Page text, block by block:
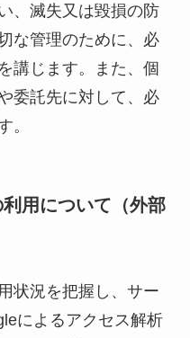
、滅失又は毀損の防
な管理のために、必
講じます。また、個
委託先に対して、必
。
用について（外部
状況を把握し、サー
によるアクセス解析